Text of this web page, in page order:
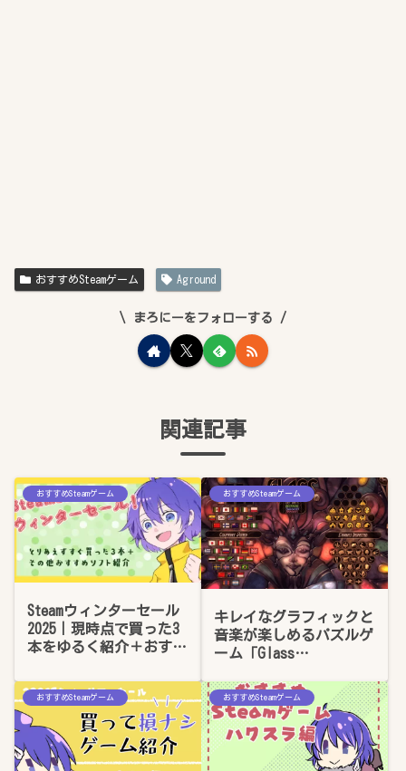
おすすめSteamゲーム Aground
まろにーをフォローする
関連記事
おすすめSteamゲーム
Steamウィンターセール
2025｜現時点で買った3
本をゆるく紹介＋おすす
おすすめSteamゲーム
キレイなグラフィックと
音楽が楽しめるパズルゲ
ーム「Glass
おすすめSteamゲーム おすすめSteamゲーム